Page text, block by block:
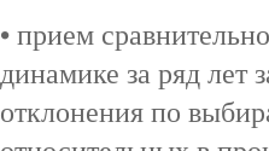
• прием
динамике за ряд лет
отклонения по